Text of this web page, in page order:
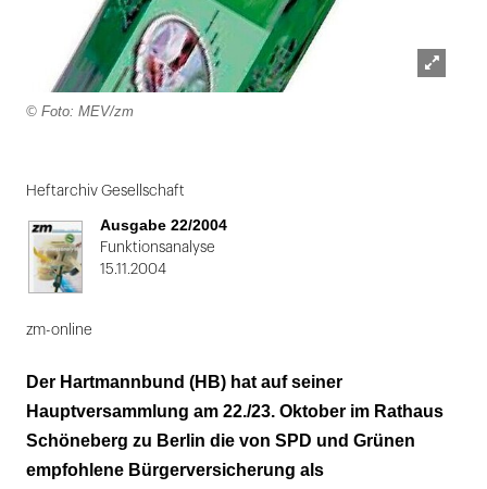
© Foto: MEV/zm
1
von
2
Heftarchiv Gesellschaft
Ausgabe 22/2004
Funktionsanalyse
15.11.2004
zm-online
Der Hartmannbund (HB) hat auf seiner
Hauptversammlung am 22./23. Oktober im Rathaus
Schöneberg zu Berlin die von SPD und Grünen
empfohlene Bürgerversicherung als